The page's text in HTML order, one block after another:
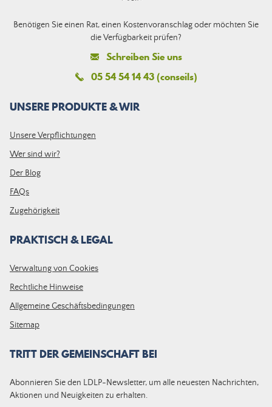
Benötigen Sie einen Rat, einen Kostenvoranschlag oder möchten Sie
die Verfügbarkeit prüfen?
Schreiben Sie uns
05 54 54 14 43 (conseils)
UNSERE PRODUKTE & WIR
Unsere Verpflichtungen
Wer sind wir?
Der Blog
FAQs
Zugehörigkeit
PRAKTISCH & LEGAL
Verwaltung von Cookies
Rechtliche Hinweise
Allgemeine Geschäftsbedingungen
Sitemap
TRITT DER GEMEINSCHAFT BEI
Abonnieren Sie den LDLP-Newsletter, um alle neuesten Nachrichten,
Aktionen und Neuigkeiten zu erhalten.